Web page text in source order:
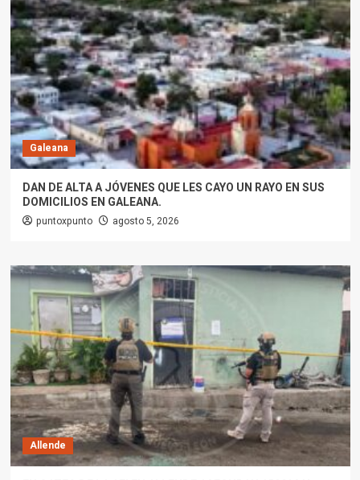
Galeana
DAN DE ALTA A JÓVENES QUE LES CAYO UN RAYO EN SUS
DOMICILIOS EN GALEANA.
puntoxpunto agosto 5, 2026
Allende